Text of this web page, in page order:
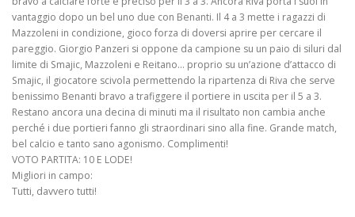
vantaggio dopo un bel uno due con Benanti. Il 4 a 3 mette i ragazzi di
Mazzoleni in condizione, gioco forza di doversi aprire per cercare il
pareggio. Giorgio Panzeri si oppone da campione su un paio di siluri dal
limite di Smajic, Mazzoleni e Reitano… proprio su un’azione d’attacco di
Smajic, il giocatore scivola permettendo la ripartenza di Riva che serve
benissimo Benanti bravo a trafiggere il portiere in uscita per il 5 a 3.
Restano ancora una decina di minuti ma il risultato non cambia anche
perché i due portieri fanno gli straordinari sino alla fine. Grande match,
bel calcio e tanto sano agonismo. Complimenti!
VOTO PARTITA: 10 E LODE!
Migliori in campo:
Tutti, davvero tutti!